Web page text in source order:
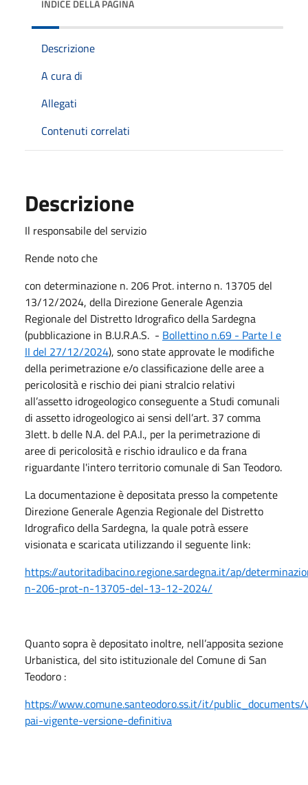
INDICE DELLA PAGINA
Descrizione
A cura di
Allegati
Contenuti correlati
Descrizione
Il responsabile del servizio
Rende noto che
con determinazione n. 206 Prot. interno n. 13705 del
13/12/2024, della Direzione Generale Agenzia
Regionale del Distretto Idrografico della Sardegna
(pubblicazione in B.U.R.A.S. - Bollettino n.69 - Parte I e
II del 27/12/2024), sono state approvate le modifiche
della perimetrazione e/o classificazione delle aree a
pericolosità e rischio dei piani stralcio relativi
all’assetto idrogeologico conseguente a Studi comunali
di assetto idrogeologico ai sensi dell’art. 37 comma
3lett. b delle N.A. del P.A.I., per la perimetrazione di
aree di pericolosità e rischio idraulico e da frana
riguardante l'intero territorio comunale di San Teodoro.
La documentazione è depositata presso la competente
Direzione Generale Agenzia Regionale del Distretto
Idrografico della Sardegna, la quale potrà essere
visionata e scaricata utilizzando il seguente link:
https://autoritadibacino.regione.sardegna.it/ap/
n-206-prot-n-13705-del-13-12-2024/
Quanto sopra è depositato inoltre, nell’apposita sezione
Urbanistica, del sito istituzionale del Comune di San
Teodoro :
https://www.comune.santeodoro.ss.it/it/
pai-vigente-versione-definitiva